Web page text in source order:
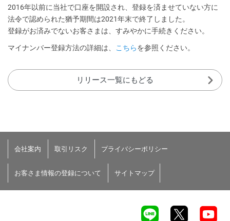
2016年以前に当社で口座を開設され、登録を済ませていない方に
法令で認められた猶予期間は2021年末で終了しました。
登録がお済みでないお客さまは、すみやかに手続きください。
マイナンバー登録方法の詳細は、 こちらを参照ください。
リリース一覧にもどる
会社案内 取引リスク プライバシーポリシー
お客さま情報の登録について サイトマップ